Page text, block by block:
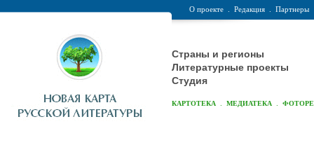
О проекте Редакция Партнеры
Страны и регионы
Литературные проекты
Студия
КАРТОТЕКА МЕДИАТЕКА